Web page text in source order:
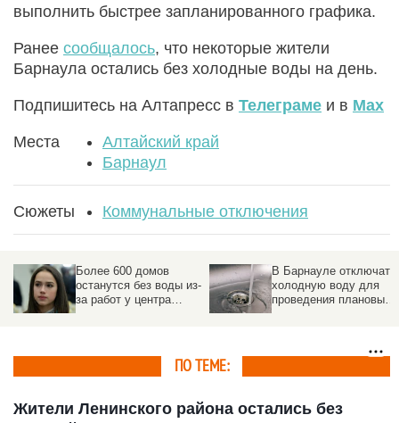
выполнить быстрее запланированного графика.
Ранее сообщалось, что некоторые жители
Барнаула остались без холодные воды на день.
Подпишитесь на Алтапресс в Телеграме и в Max
Места
Алтайский край
Барнаул
Сюжеты Коммунальные отключения
Более 600 домов
останутся без воды из-
за работ у центра
В Барнауле отключат
холодную воду для
проведения плановых
ПО ТЕМЕ:
Жители Ленинского района остались без